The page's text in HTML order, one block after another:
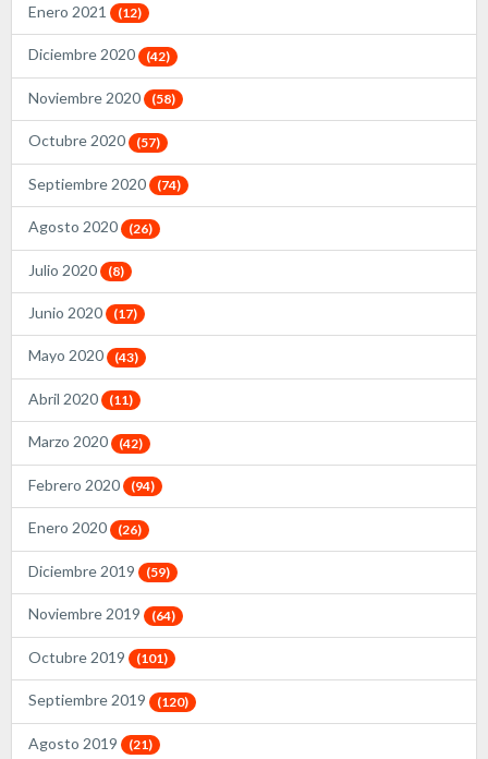
Enero 2021 (12)
Diciembre 2020 (42)
Noviembre 2020 (58)
Octubre 2020 (57)
Septiembre 2020 (74)
Agosto 2020 (26)
Julio 2020 (8)
Junio 2020 (17)
Mayo 2020 (43)
Abril 2020 (11)
Marzo 2020 (42)
Febrero 2020 (94)
Enero 2020 (26)
Diciembre 2019 (59)
Noviembre 2019 (64)
Octubre 2019 (101)
Septiembre 2019 (120)
Agosto 2019 (21)